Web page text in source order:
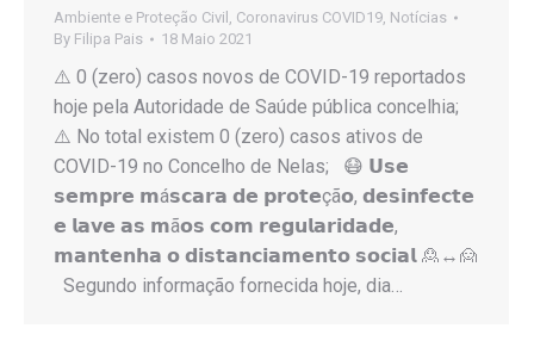
Ambiente e Proteção Civil Coronavirus COVID19 Notícias
By Filipa Pais 18 Maio 2021
⚠️ 0 (zero) casos novos de COVID-19 reportados
hoje pela Autoridade de Saúde pública concelhia;
⚠️ No total existem 0 (zero) casos ativos de
COVID-19 no Concelho de Nelas; 😷 𝗨𝘀𝗲
𝘀𝗲𝗺𝗽𝗿𝗲 𝗺á𝘀𝗰𝗮𝗿𝗮 𝗱𝗲 𝗽𝗿𝗼𝘁𝗲çã𝗼, 𝗱𝗲𝘀𝗶𝗻𝗳𝗲𝗰𝘁𝗲
𝗲 𝗹𝗮𝘃𝗲 𝗮𝘀 𝗺ã𝗼𝘀 𝗰𝗼𝗺 𝗿𝗲𝗴𝘂𝗹𝗮𝗿𝗶𝗱𝗮𝗱𝗲,
𝗺𝗮𝗻𝘁𝗲𝗻𝗵𝗮 𝗼 𝗱𝗶𝘀𝘁𝗮𝗻𝗰𝗶𝗮𝗺𝗲𝗻𝘁𝗼 𝘀𝗼𝗰𝗶𝗮𝗹 🙎↔️🙍
Segundo informação fornecida hoje, dia…